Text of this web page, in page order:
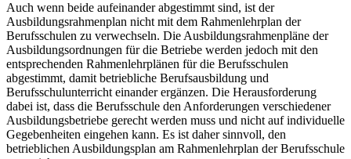
Auch wenn beide aufeinander abgestimmt sind, ist der
Ausbildungsrahmenplan nicht mit dem Rahmenlehrplan der
Berufsschulen zu verwechseln. Die Ausbildungsrahmenpläne der
Ausbildungsordnungen für die Betriebe werden jedoch mit den
entsprechenden Rahmenlehrplänen für die Berufsschulen
abgestimmt, damit betriebliche Berufsausbildung und
Berufsschulunterricht einander ergänzen. Die Herausforderung
dabei ist, dass die Berufsschule den Anforderungen verschiedener
Ausbildungsbetriebe gerecht werden muss und nicht auf individuelle
Gegebenheiten eingehen kann. Es ist daher sinnvoll, den
betrieblichen Ausbildungsplan am Rahmenlehrplan der Berufsschule